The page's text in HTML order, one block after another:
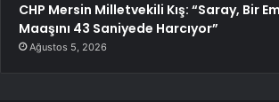
CHP Mersin Milletvekili Kış: “Saray, Bir
Maaşını 43 Saniyede Harcıyor”
Ağustos 5, 2026